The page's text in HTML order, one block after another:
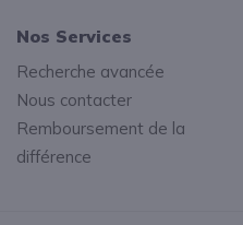
Nos Services
Recherche avancée
Nous contacter
Remboursement de la
différence